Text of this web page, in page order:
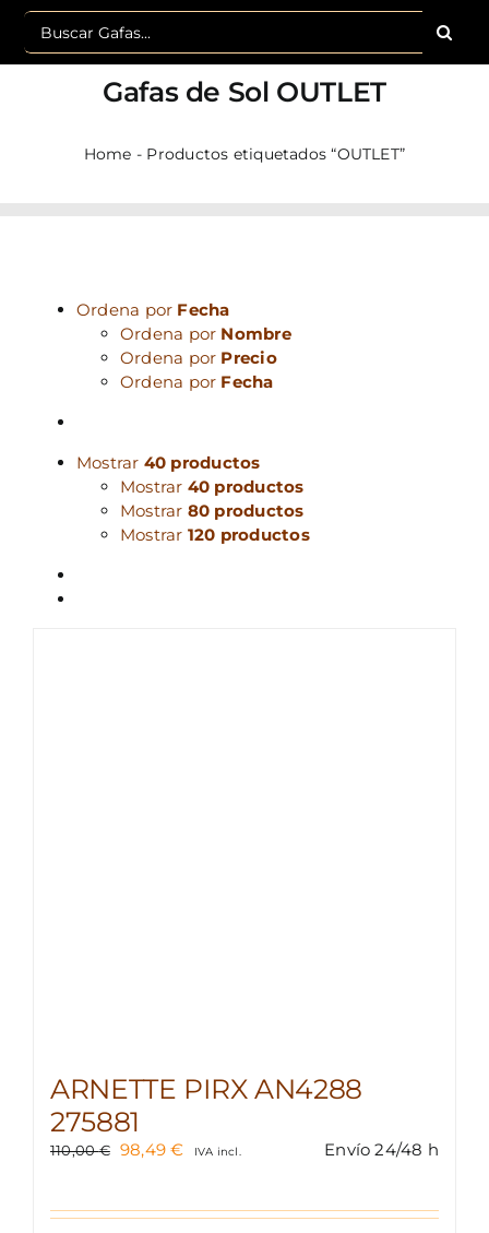
Buscar:
Gafas de Sol OUTLET
Home - Productos etiquetados “OUTLET”
Ordena por Fecha
Ordena por Nombre
Ordena por Precio
Ordena por Fecha
Mostrar 40 productos
Mostrar 40 productos
Mostrar 80 productos
Mostrar 120 productos
ARNETTE PIRX AN4288
275881
110,00€ El
era:
98,49€El
es:
IVA incl. Envío 24/48 h